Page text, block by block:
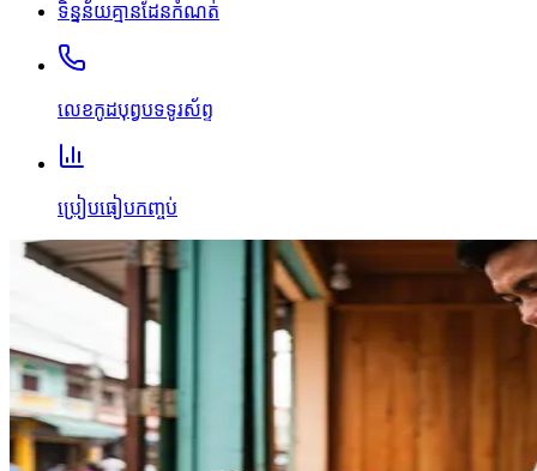
ទិន្នន័យគ្មានដែនកំណត់
លេខកូដបុព្វបទទូរស័ព្ទ
ប្រៀបធៀបកញ្ចប់